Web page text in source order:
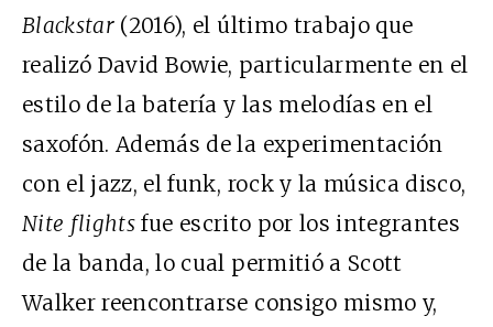
Blackstar (2016), el último trabajo que
realizó David Bowie, particularmente en el
estilo de la batería y las melodías en el
saxofón. Además de la experimentación
con el jazz, el funk, rock y la música disco,
Nite flights fue escrito por los integrantes
de la banda, lo cual permitió a Scott
Walker reencontrarse consigo mismo y,